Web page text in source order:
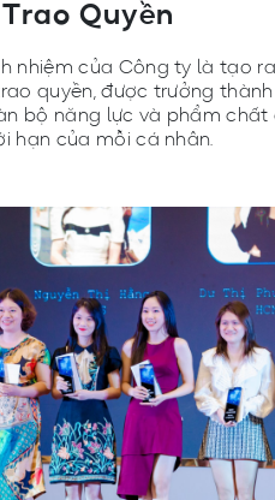
Quyền
nhiệm của Công ty là tạo
quyền, được trưởng
bộ năng lực và phẩm chất
hạn của mỗi cá nhân.